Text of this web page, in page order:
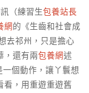
（練習生包養站長
網的《生齒和社會成
去祁州，只是擔心
，還有兩包養網述
個動作，讓丫鬟想
看，用重遊重遊舊